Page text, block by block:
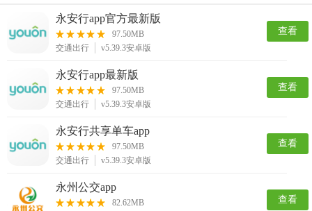
永安行app官方最新版
97.50MB
交通出行
v5.39.3安卓版
查看
永安行app最新版
97.50MB
交通出行
v5.39.3安卓版
查看
永安行共享单车app
97.50MB
交通出行
v5.39.3安卓版
查看
永州公交app
82.62MB
查看